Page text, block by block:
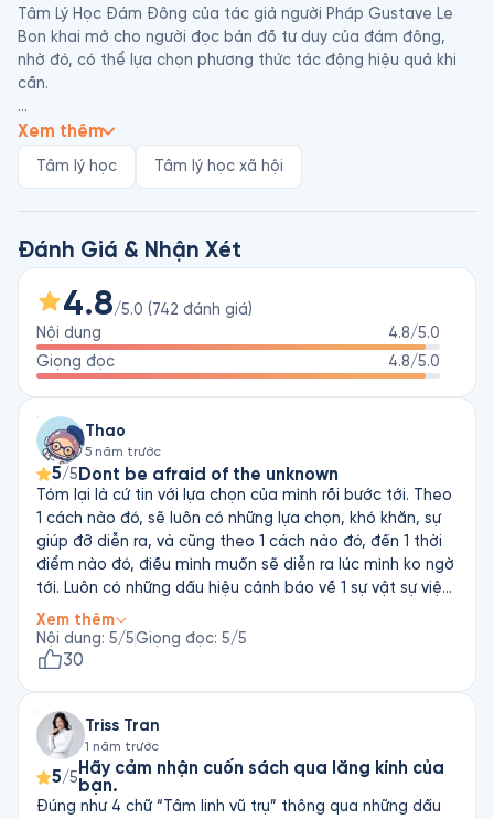
Tâm Lý Học Đám Đông của tác giả người Pháp Gustave Le
Bon khai mở cho người đọc bản đồ tư duy của đám đông,
nhờ đó, có thể lựa chọn phương thức tác động hiệu quả khi
cần.
Mặc dù tốt nghiệp trường y nhưng nhà tâm lý học, xã hội học
trị xã hội. Ông nổi tiếng với những công trình như “Những quy
Xem thêm
Tâm lý học Tâm lý học xã hội
Đánh Giá & Nhận Xét
4.8/5.0 (742 đánh giá)
Nội dung
4.8/5.0
Giọng đọc
4.8/5.0
Thao
5 năm trước
5/5 Dont be afraid of the unknown
Tóm lại là cứ tin với lựa chọn của mình rồi bước tới. Theo
1 cách nào đó, sẽ luôn có những lựa chọn, khó khăn, sự
giúp đỡ diễn ra, và cũng theo 1 cách nào đó, đến 1 thời
điểm nào đó, điều mình muốn sẽ diễn ra lúc mình ko ngờ
tới. Luôn có những dấu hiệu cảnh báo về 1 sự vật sự việc
sẽ diễn ra, câu hỏi là mình có nhận ra kịp thời và làm
theo, hay là sẽ bỏ qua chuyển theo 1 hướng khác?
Xem thêm
Nội dung: 5/5Giọng đọc: 5/5
30
Triss Tran
1 năm trước
5/5 Hãy cảm nhận cuốn sách qua lăng kính của
bạn.
Đúng như 4 chữ “Tâm linh vũ trụ” thông qua những dấu